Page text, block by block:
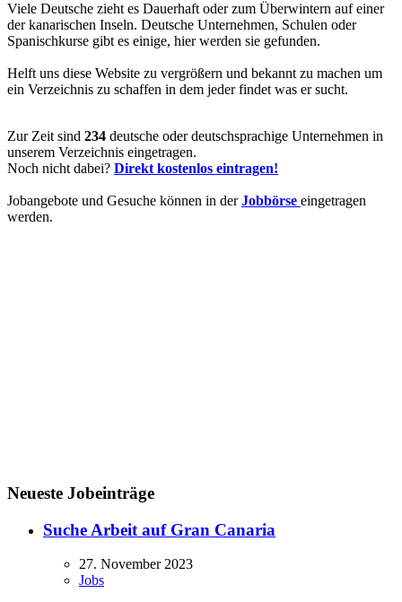
Viele Deutsche zieht es Dauerhaft oder zum Überwintern auf einer
der kanarischen Inseln. Deutsche Unternehmen, Schulen oder
Spanischkurse gibt es einige, hier werden sie gefunden.
Helft uns diese Website zu vergrößern und bekannt zu machen um
ein Verzeichnis zu schaffen in dem jeder findet was er sucht.
Zur Zeit sind 234 deutsche oder deutschsprachige Unternehmen in
unserem Verzeichnis eingetragen.
Noch nicht dabei? Direkt kostenlos eintragen!
Jobangebote und Gesuche können in derJobbörse eingetragen
werden.
Neueste Jobeinträge
Suche Arbeit auf Gran Canaria
27. November 2023
Jobs